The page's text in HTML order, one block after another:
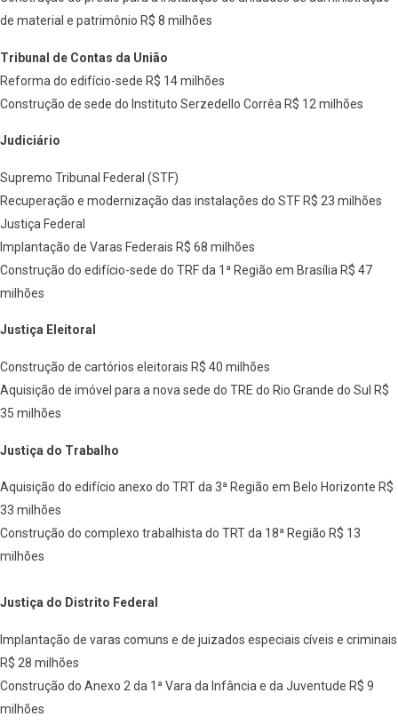
de material e patrimônio R$ 8 milhões
Tribunal de Contas da União
Reforma do edifício-sede R$ 14 milhões
Construção de sede do Instituto Serzedello Corrêa R$ 12 milhões
Judiciário
Supremo Tribunal Federal (STF)
Recuperação e modernização das instalações do STF R$ 23 milhões
Justiça Federal
Implantação de Varas Federais R$ 68 milhões
Construção do edifício-sede do TRF da 1ª Região em Brasília R$ 47
milhões
Justiça Eleitoral
Construção de cartórios eleitorais R$ 40 milhões
Aquisição de imóvel para a nova sede do TRE do Rio Grande do Sul R$
35 milhões
Justiça do Trabalho
Aquisição do edifício anexo do TRT da 3ª Região em Belo Horizonte R$
33 milhões
Construção do complexo trabalhista do TRT da 18ª Região R$ 13
milhões
Justiça do Distrito Federal
Implantação de varas comuns e de juizados especiais cíveis e criminais
R$ 28 milhões
Construção do Anexo 2 da 1ª Vara da Infância e da Juventude R$ 9
milhões